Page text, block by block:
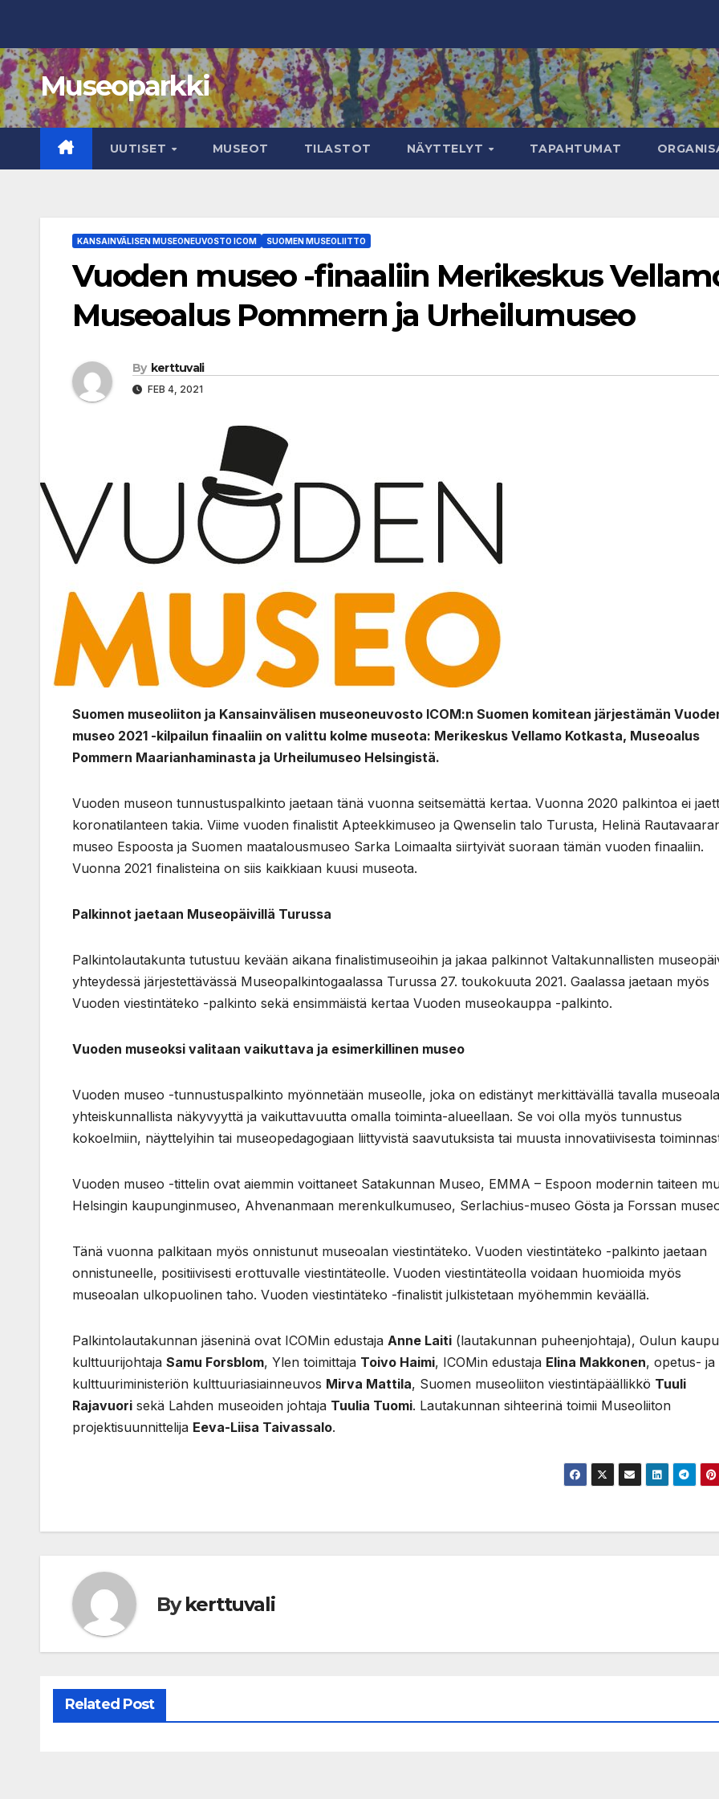
content
Museoparkki
UUTISET MUSEOT TILASTOT NÄYTTELYT TAPAHTUMAT
KANSAINVÄLISEN MUSEONEUVOSTO ICOM SUOMEN MUSEOLIITTO
Vuoden museo -finaaliin Merikeskus
Museoalus Pommern ja Urheilumuseo
By kerttuvali
FEB 4, 2021
Suomen museoliiton ja Kansainvälisen museoneuvosto ICOM:n Suomen komitean järjestämän
museo 2021 -kilpailun finaaliin on valittu kolme museota: Merikeskus Vellamo Kotkasta, Museoalus
Pommern Maarianhaminasta ja Urheilumuseo Helsingistä.
Vuoden museon tunnustuspalkinto jaetaan tänä vuonna seitsemättä kertaa. Vuonna 2020 palkintoa ei
koronatilanteen takia. Viime vuoden finalistit Apteekkimuseo ja Qwenselin talo Turusta, Helinä
museo Espoosta ja Suomen maatalousmuseo Sarka Loimaalta siirtyivät suoraan tämän vuoden finaaliin.
Vuonna 2021 finalisteina on siis kaikkiaan kuusi museota.
Palkinnot jaetaan Museopäivillä Turussa
Palkintolautakunta tutustuu kevään aikana finalistimuseoihin ja jakaa palkinnot Valtakunnallisten
yhteydessä järjestettävässä Museopalkintogaalassa Turussa 27. toukokuuta 2021. Gaalassa jaetaan myös
Vuoden viestintäteko -palkinto sekä ensimmäistä kertaa Vuoden museokauppa -palkinto.
Vuoden museoksi valitaan vaikuttava ja esimerkillinen museo
Vuoden museo -tunnustuspalkinto myönnetään museolle, joka on edistänyt merkittävällä tavalla
yhteiskunnallista näkyvyyttä ja vaikuttavuutta omalla toiminta-alueellaan. Se voi olla myös tunnustus
kokoelmiin, näyttelyihin tai museopedagogiaan liittyvistä saavutuksista tai muusta innovatiivisesta
Vuoden museo -tittelin ovat aiemmin voittaneet Satakunnan Museo, EMMA – Espoon modernin taiteen
Helsingin kaupunginmuseo, Ahvenanmaan merenkulkumuseo, Serlachius-museo Gösta ja Forssan
Tänä vuonna palkitaan myös onnistunut museoalan viestintäteko. Vuoden viestintäteko -palkinto jaetaan
onnistuneelle, positiivisesti erottuvalle viestintäteolle. Vuoden viestintäteolla voidaan huomioida myös
museoalan ulkopuolinen taho. Vuoden viestintäteko -finalistit julkistetaan myöhemmin keväällä.
Palkintolautakunnan jäseninä ovat ICOMin edustaja Anne Laiti (lautakunnan puheenjohtaja), Oulun
kulttuurijohtaja Samu Forsblom, Ylen toimittaja Toivo Haimi, ICOMin edustaja Elina Makkonen, opetus- ja
kulttuuriministeriön kulttuuriasiainneuvos Mirva Mattila, Suomen museoliiton viestintäpäällikkö Tuuli
Rajavuori sekä Lahden museoiden johtaja Tuulia Tuomi. Lautakunnan sihteerinä toimii Museoliiton
projektisuunnittelija Eeva-Liisa Taivassalo.
Bykerttuvali
Related Post